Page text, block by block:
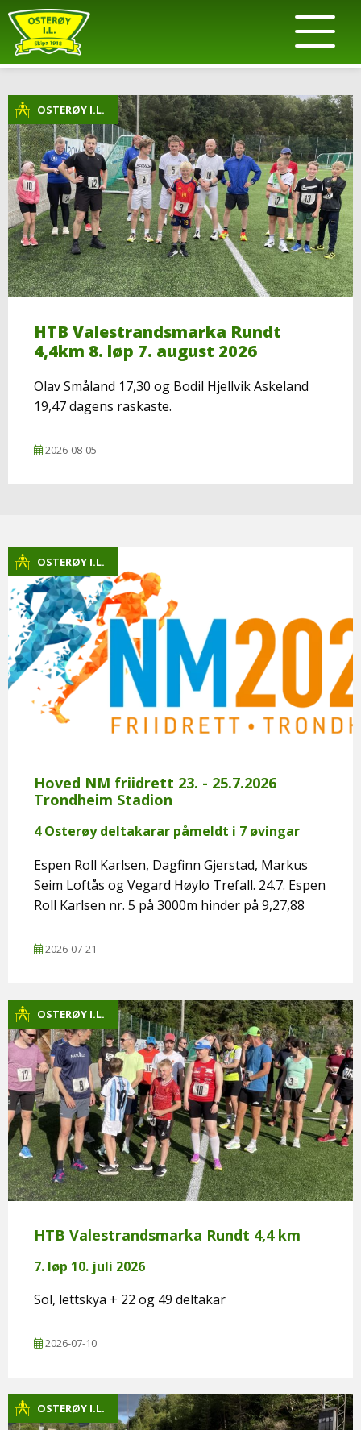
OSTERØY I.L.
HTB Valestrandsmarka Rundt
4,4km 8. løp 7. august 2026
Olav Småland 17,30 og Bodil Hjellvik Askeland
19,47 dagens raskaste.
2026-08-05
OSTERØY I.L.
Hoved NM friidrett 23. - 25.7.2026
Trondheim Stadion
4 Osterøy deltakarar påmeldt i 7 øvingar
Espen Roll Karlsen, Dagfinn Gjerstad, Markus
Seim Loftås og Vegard Høylo Trefall. 24.7. Espen
Roll Karlsen nr. 5 på 3000m hinder på 9,27,88
2026-07-21
OSTERØY I.L.
HTB Valestrandsmarka Rundt 4,4 km
7. løp 10. juli 2026
Sol, lettskya + 22 og 49 deltakar
2026-07-10
OSTERØY I.L.